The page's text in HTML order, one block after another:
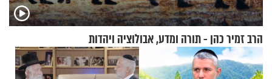
הרב זמיר כהן - תורה ומדע, אבולוציה ויהדות